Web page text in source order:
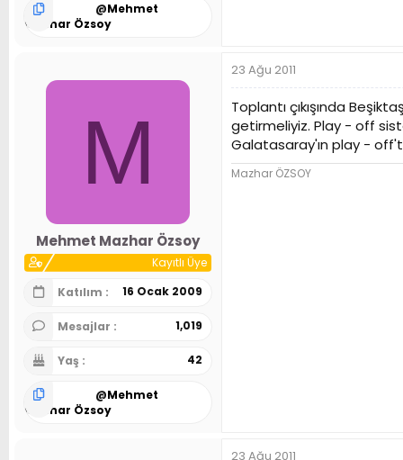
@Mehmet
Mazhar Özsoy
M
Mehmet Mazhar Özsoy
Kayıtlı Üye
Katılım
16 Ocak 2009
Mesajlar 1,019
Yaş 42
@Mehmet
Mazhar Özsoy
23 Ağu 2011
Toplantı çıkışında
getirmeliyiz. Play - off
Galatasaray'ın play -
Mazhar ÖZSOY
23 Ağu 2011